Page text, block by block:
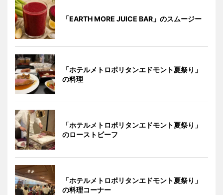
「EARTH MORE JUICE BAR」のスムージー
「ホテルメトロポリタンエドモント夏祭り」
の料理
「ホテルメトロポリタンエドモント夏祭り」
のローストビーフ
「ホテルメトロポリタンエドモント夏祭り」
の料理コーナー